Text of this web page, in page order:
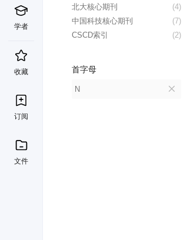
学者
收藏
订阅
文件
(4)
北大核心期刊
(7)
中国科技核心期刊
(2)
CSCD索引
首字母
N